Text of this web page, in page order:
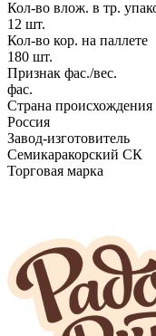
Кол-во влож. в тр.
12 шт.
Кол-во кор. на паллете
180 шт.
Признак фас./вес.
фас.
Страна происхождения
Россия
Завод-изготовитель
Семикаракорский СК
Торговая марка